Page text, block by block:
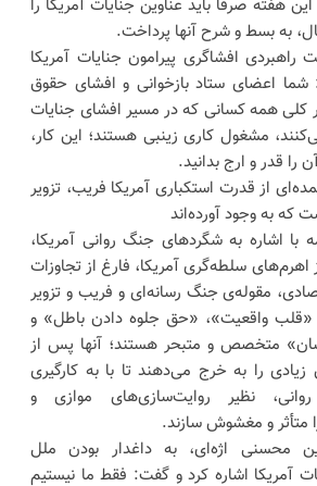
هفته صرفاً باید عناوین جنایات آمریکا را
به بسط و شرح آنها پرداخت.
افشاگری پیرامون جنایات آمریکا
شما اعضای ستاد بازخوانی و افشای حقوق
کلی همه کسانی که در مسیر افشای جنایات
مشغول کاری زینبی هستند؛ این کار،
قدر و ارج بدانید.
از قدرت استکباری آمریکا فریب، تزویر
که به وجود آورده‌اند
با اشاره به شگرد‌های جنگ روانی آمریکا،
سلطه‌گری آمریکا، فارغ از تجاوزات
مقوله‌ی جنگ رسانه‌ای و فریب و تزویر
«قلب واقعیت»، «حق جلوه دادن باطل» و
متخصص و متبحر هستند؛ آنها پس از
زیادی را به خرج می‌دهند تا با به کارگیری
نظیر روایت‌سازی‌های موازی و
متأثر و مغشوش سازند.
محسنی اژه‌ای، به داغدار بودن ملل
آمریکا اشاره کرد و گفت: فقط ما نیستیم